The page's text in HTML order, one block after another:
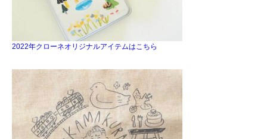
2022年クローネオリジナルアイテムはこちら